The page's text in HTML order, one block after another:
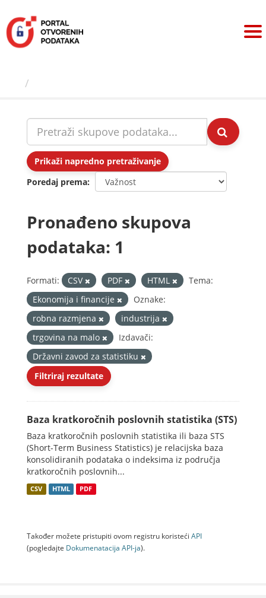
sadržaj
Prikaži napredno pretraživanje
Poredaj prema
Pronađeno skupova
podataka: 1
Formati: CSV PDF HTML
Tema:
Ekonomija i financije
Oznake:
robna razmjena
industrija
trgovina na malo
Izdavači:
Državni zavod za statistiku
Filtriraj rezultate
Baza kratkoročnih poslovnih statistika (STS)
Baza kratkoročnih poslovnih statistika ili baza STS
(Short-Term Business Statistics) je relacijska baza
konsolidiranih podataka o indeksima iz područja
kratkoročnih poslovnih...
CSV HTML PDF
Također možete pristupiti ovom registru koristeći API
(pogledajte Dokumenаtаcijа API-jа).